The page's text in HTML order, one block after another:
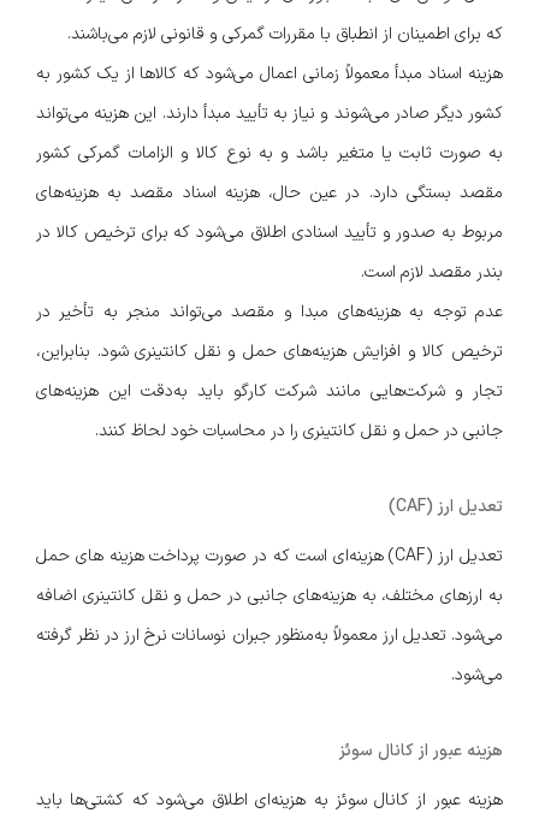
که برای اطمینان از انطباق با مقررات گمرکی و قانونی لازم می‌باشند.
هزینه اسناد مبدأ معمولاً زمانی اعمال می‌شود که کالاها از یک کشور به
کشور دیگر صادر می‌شوند و نیاز به تأیید مبدأ دارند. این هزینه می‌تواند
به صورت ثابت یا متغیر باشد و به نوع کالا و الزامات گمرکی کشور
مقصد بستگی دارد. در عین حال، هزینه اسناد مقصد به هزینه‌های
مربوط به صدور و تأیید اسنادی اطلاق می‌شود که برای ترخیص کالا در
بندر مقصد لازم است.
عدم توجه به هزینه‌های مبدا و مقصد می‌تواند منجر به تأخیر در
ترخیص کالا و افزایش هزینه‌های حمل و نقل کانتینری شود. بنابراین،
تجار و شرکت‌هایی مانند شرکت کارگو باید به‌دقت این هزینه‌های
جانبی در حمل و نقل کانتینری را در محاسبات خود لحاظ کنند.
تعدیل ارز (CAF)
تعدیل ارز (CAF) هزینه‌ای است که در صورت پرداخت هزینه های حمل
به ارزهای مختلف، به هزینه‌های جانبی در حمل و نقل کانتینری اضافه
می‌شود. تعدیل ارز معمولاً به‌منظور جبران نوسانات نرخ ارز در نظر گرفته
می‌شود.
هزینه عبور از کانال سوئز
هزینه عبور از کانال سوئز به هزینه‌ای اطلاق می‌شود که کشتی‌ها باید